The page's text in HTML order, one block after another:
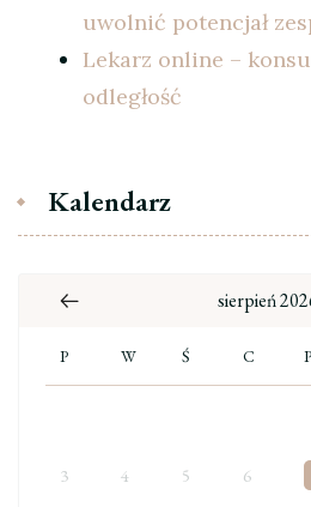
uwolnić potencjał
Lekarz online –
odległość
Kalendarz
sierpień
P W Ś C P
3 4 5 6